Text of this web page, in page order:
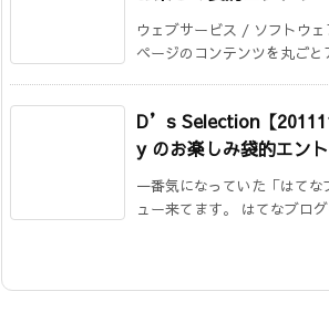
ウェブサービス / ソフトウ
ページのコンテンツを丸ごと
D’s Selection【
y のお楽しみ袋的エン
一番気になっていた「はて
ュー来てます。 はてなブロ